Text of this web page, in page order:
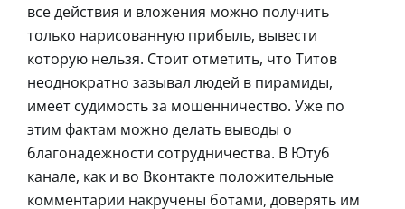
все действия и вложения можно получить
только нарисованную прибыль, вывести
которую нельзя. Стоит отметить, что Титов
неоднократно зазывал людей в пирамиды,
имеет судимость за мошенничество. Уже по
этим фактам можно делать выводы о
благонадежности сотрудничества. В Ютуб
канале, как и во Вконтакте положительные
комментарии накручены ботами, доверять им